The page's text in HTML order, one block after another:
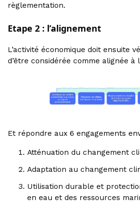
règlementation.
Etape 2 : l’alignement
L’activité économique doit ensuite
d’être considérée comme alignée à
Et répondre aux 6 engagements
Atténuation du changement
Adaptation au changement
Utilisation durable et
en eau et des ressources